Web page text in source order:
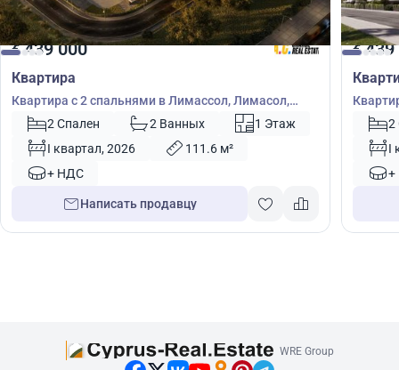
€439 000
Квартира
Квартира с 2 спальнями в Лимассол, Лимасол,
Кипр № 24031
2 Спален 2 Ванных
1 Этаж
I квартал, 2026
111.6 м²
+ НДС
Написать продавцу
€439
Кипр2
I
WRE Group